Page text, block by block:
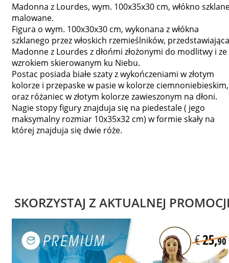
Madonna z Lourdes, wym. 100x35x30 cm, włókno
malowane.
Figura o wym. 100x30x30 cm, wykonana z włókna
szklanego przez włoskich rzemieślników, przedstawiająca
Madonne z Lourdes z dłońmi złożonymi do modlitwy i ze
wzrokiem skierowanym ku Niebu.
Postac posiada białe szaty z wykończeniami w złotym
kolorze i przepaske w pasie w kolorze ciemnoniebieskim,
oraz różaniec w złotym kolorze zawieszonym na dłoni.
Nagie stopy figury znajduja się na piedestale ( jego
maksymalny rozmiar 10x35x32 cm) w formie skały na
której znajduja się dwie róże.
SKORZYSTAJ Z AKTUALNEJ